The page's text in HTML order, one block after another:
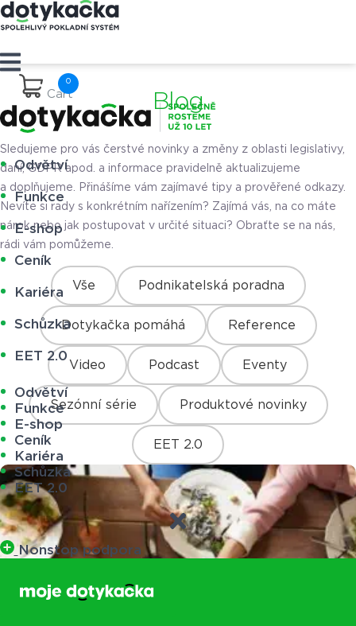
Cart
Odvětví
Funkce
E-shop
Ceník
Kariéra
Schůzka
EET 2.0
Odvětví
Funkce
E-shop
Ceník
Kariéra
Schůzka
EET 2.0
Nonstop podpora
Blog
Sledujeme pro vás čerstvé novinky a změny z oblasti legislativy,
daní, GDPR apod. a informace pravidelně aktualizujeme
a doplňujeme. Přinášíme vám zajímavé tipy a prověřené odkazy.
Nevíte si rady s konkrétním nařízením? Zajímá vás, na co máte
nárok nebo jak postupovat v určité situaci? Obraťte se na nás,
rádi vám pomůžeme.
Vše Podnikatelská poradna
Dotykačka pomáhá Reference
Video Podcast Eventy
Sezónní série Produktové novinky
EET 2.0